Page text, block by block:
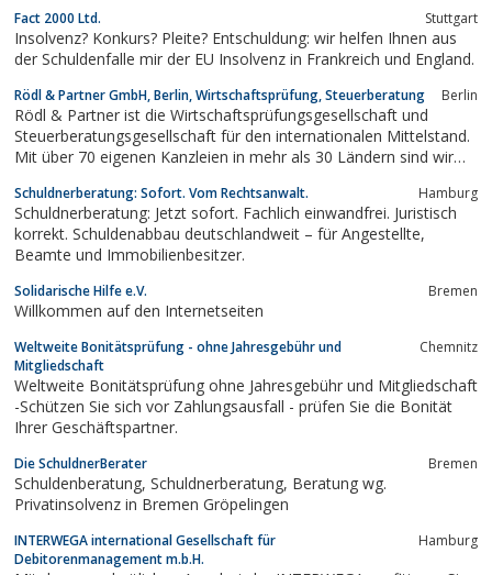
Sonderkündigungsrechte im Schutzschirmverfahren !•
Schutzschirmverfahren ≠ Pleite !• ESUG...
Fact 2000 Ltd. Stuttgart
Insolvenz? Konkurs? Pleite? Entschuldung: wir helfen Ihnen aus
der Schuldenfalle mir der EU Insolvenz in Frankreich und England.
Rödl & Partner GmbH, Berlin, Wirtschaftsprüfung, Steuerberatung Berlin
Rödl & Partner ist die Wirtschaftsprüfungsgesellschaft und
Steuerberatungsgesellschaft für den internationalen Mittelstand.
Mit über 70 eigenen Kanzleien in mehr als 30 Ländern sind wir
Schuldnerberatung: Sofort. Vom Rechtsanwalt. Hamburg
Schuldnerberatung: Jetzt sofort. Fachlich einwandfrei. Juristisch
korrekt. Schuldenabbau deutschlandweit – für Angestellte,
Beamte und Immobilienbesitzer.
Solidarische Hilfe e.V. Bremen
Willkommen auf den Internetseiten
Weltweite Bonitätsprüfung - ohne Jahresgebühr und
Mitgliedschaft
Chemnitz
Weltweite Bonitätsprüfung ohne Jahresgebühr und Mitgliedschaft
-Schützen Sie sich vor Zahlungsausfall - prüfen Sie die Bonität
Ihrer Geschäftspartner.
Die SchuldnerBerater Bremen
Schuldenberatung, Schuldnerberatung, Beratung wg.
Privatinsolvenz in Bremen Gröpelingen
INTERWEGA international Gesellschaft für
Debitorenmanagement m.b.H.
Hamburg